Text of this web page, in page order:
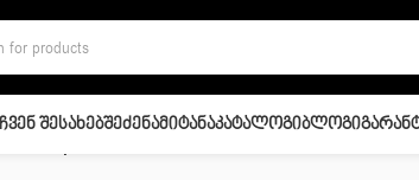
Ჩვენ ᲨესახებᲨეძენაᲛიტანაᲙატალოგიᲑლოგი